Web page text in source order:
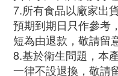
7.所有食品以廠家出
預期到期日只作參考
短為由退款，敬請留
8.基於衛生問題，本
一律不設退換，敬請